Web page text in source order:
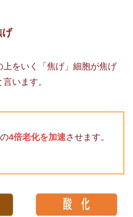
げ
をいく「焦げ」細胞が焦げ
います。
4倍老化を加速させます。